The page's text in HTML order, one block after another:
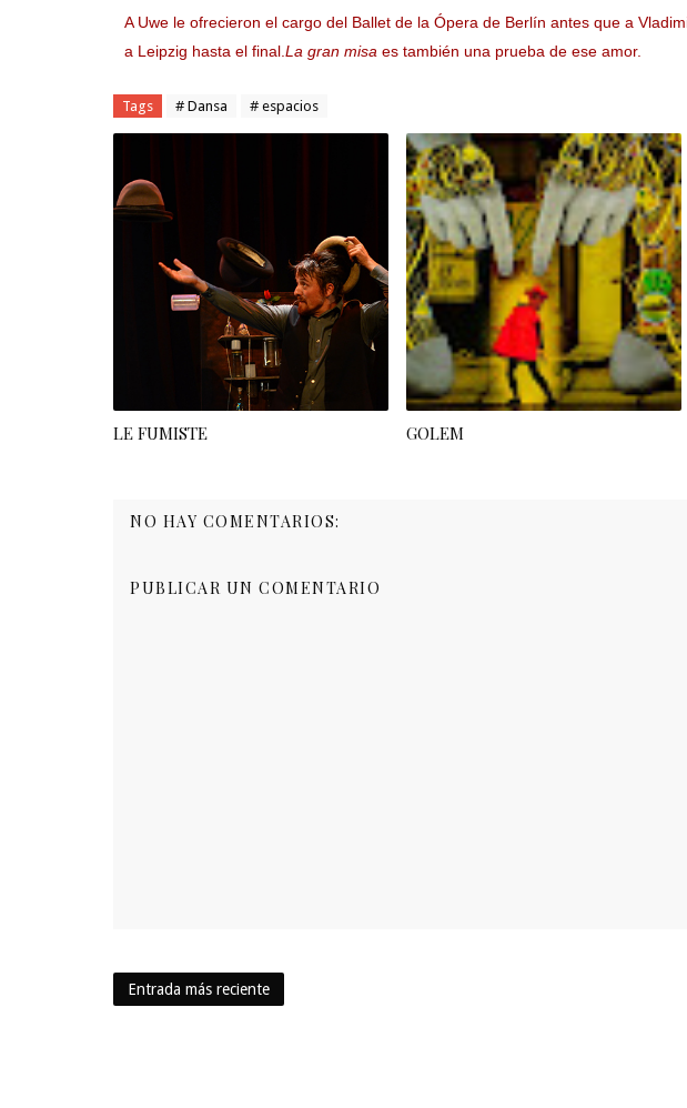
A Uwe le ofrecieron el cargo del Ballet de la Ópera de Berlín antes que a
a Leipzig hasta el final. La gran misa es también una prueba de ese amor.
Tags # Dansa # espacios
LE FUMISTE GOLEM
NO HAY COMENTARIOS:
PUBLICAR UN COMENTARIO
Entrada más reciente